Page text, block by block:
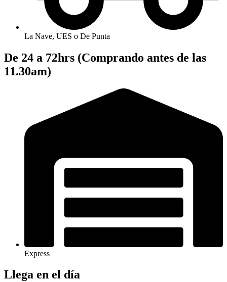
La Nave, UES o De Punta
De 24 a 72hrs (Comprando antes de las
11.30am)
Express
Llega en el día